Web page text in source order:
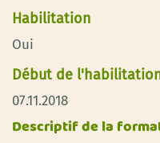
Habilitation
Oui
Début de
07.11.2018
Descriptif de la